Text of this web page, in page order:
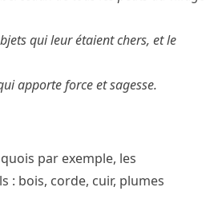
qui leur étaient chers, et le
apporte force et sagesse.
par exemple, les
: bois, corde, cuir, plumes